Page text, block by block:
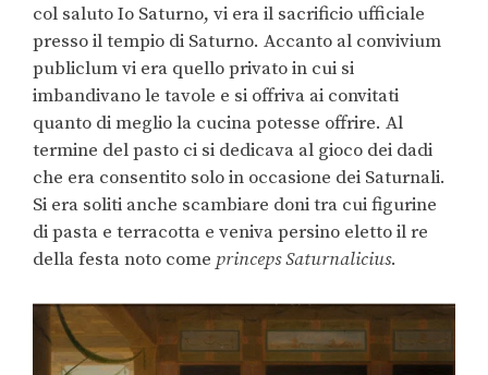
col saluto Io Saturno, vi era il sacrificio ufficiale
presso il tempio di Saturno. Accanto al convivium
publiclum vi era quello privato in cui si
imbandivano le tavole e si offriva ai convitati
quanto di meglio la cucina potesse offrire. Al
termine del pasto ci si dedicava al gioco dei dadi
che era consentito solo in occasione dei Saturnali.
Si era soliti anche scambiare doni tra cui figurine
di pasta e terracotta e veniva persino eletto il re
della festa noto come princeps Saturnalicius.